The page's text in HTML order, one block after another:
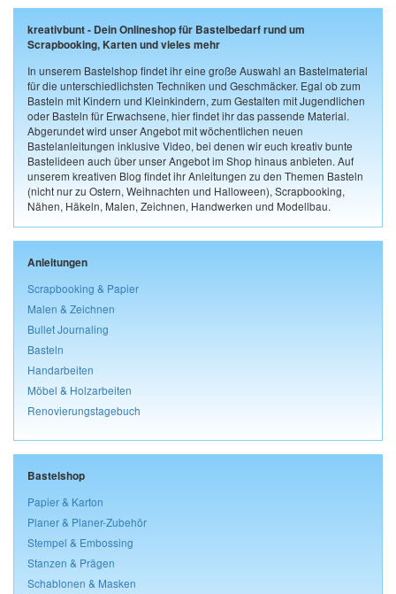
kreativbunt - Dein Onlineshop für Bastelbedarf rund um
Scrapbooking, Karten und vieles mehr
In unserem Bastelshop findet ihr eine große Auswahl an Bastelmaterial
für die unterschiedlichsten Techniken und Geschmäcker. Egal ob zum
Basteln mit Kindern und Kleinkindern, zum Gestalten mit Jugendlichen
oder Basteln für Erwachsene, hier findet ihr das passende Material.
Abgerundet wird unser Angebot mit wöchentlichen neuen
Bastelanleitungen inklusive Video, bei denen wir euch kreativ bunte
Bastelideen auch über unser Angebot im Shop hinaus anbieten. Auf
unserem kreativen Blog findet ihr Anleitungen zu den Themen Basteln
(nicht nur zu Ostern, Weihnachten und Halloween), Scrapbooking,
Nähen, Häkeln, Malen, Zeichnen, Handwerken und Modellbau.
Anleitungen
Scrapbooking & Papier
Malen & Zeichnen
Bullet Journaling
Basteln
Handarbeiten
Möbel & Holzarbeiten
Renovierungstagebuch
Bastelshop
Papier & Karton
Planer & Planer-Zubehör
Stempel & Embossing
Stanzen & Prägen
Schablonen & Masken